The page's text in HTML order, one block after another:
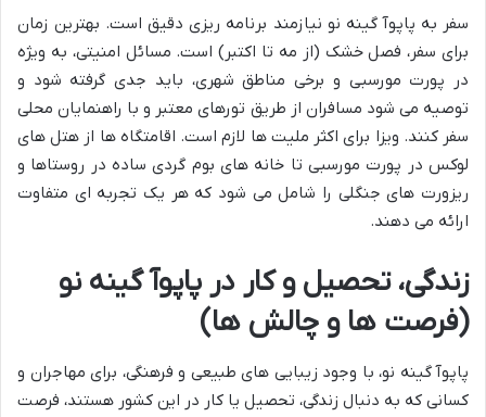
سفر به پاپوآ گینه نو نیازمند برنامه ریزی دقیق است. بهترین زمان
برای سفر، فصل خشک (از مه تا اکتبر) است. مسائل امنیتی، به ویژه
در پورت مورسبی و برخی مناطق شهری، باید جدی گرفته شود و
توصیه می شود مسافران از طریق تورهای معتبر و با راهنمایان محلی
سفر کنند. ویزا برای اکثر ملیت ها لازم است. اقامتگاه ها از هتل های
لوکس در پورت مورسبی تا خانه های بوم گردی ساده در روستاها و
ریزورت های جنگلی را شامل می شود که هر یک تجربه ای متفاوت
ارائه می دهند.
زندگی، تحصیل و کار در پاپوآ گینه نو
(فرصت ها و چالش ها)
پاپوآ گینه نو، با وجود زیبایی های طبیعی و فرهنگی، برای مهاجران و
کسانی که به دنبال زندگی، تحصیل یا کار در این کشور هستند، فرصت